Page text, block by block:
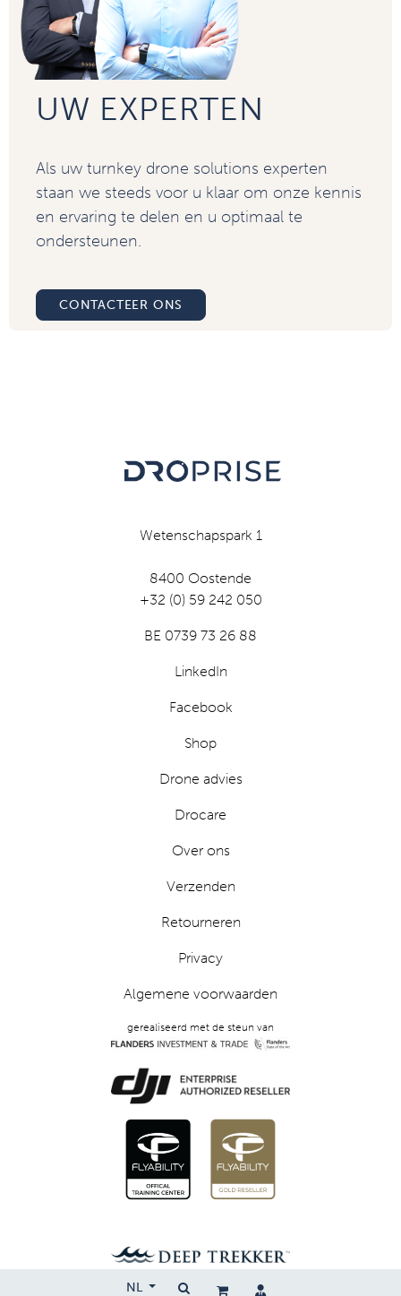
NL
UW EXPERTEN
Als uw turnkey drone solutions experten
staan we steeds voor u klaar om onze kennis
en ervaring te delen en u optimaal te
ondersteunen.
CONTACTEER ONS
Wetenschapspark 1
8400 Oostende
+32 (0) 59 242 050
BE 0739 73 26 88
LinkedIn
Facebook
Shop
Drone advies
Drocare
Over ons
Verzenden
Retourneren
Privacy
Algemene voorwaarden
gerealiseerd met de steun van